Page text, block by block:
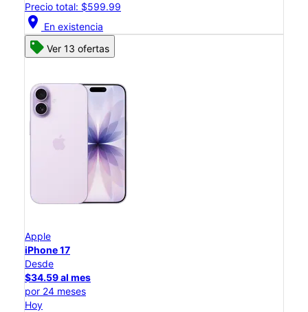
Precio total: $599.99
location_on En existencia
Ver 13 ofertas
Apple
iPhone 17
Desde
$34.59 al mes
por 24 meses
Hoy